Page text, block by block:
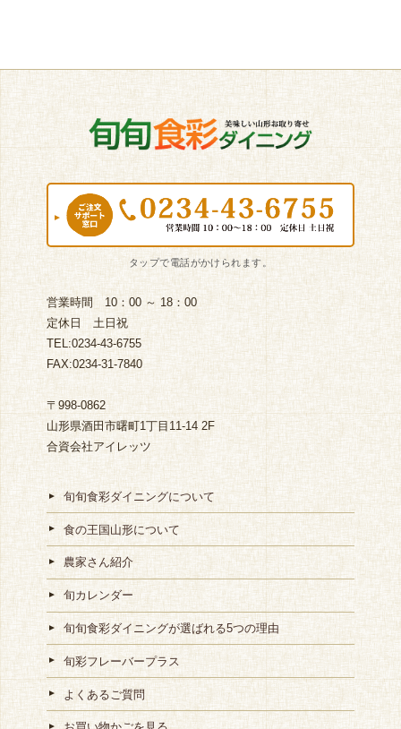
営業時間 10：00 ～ 18：00
定休日 土日祝
TEL:0234-43-6755
FAX:0234-31-7840
〒998-0862
山形県酒田市曙町1丁目11-14 2F
合資会社アイレッツ
旬旬食彩ダイニングについて
食の王国山形について
農家さん紹介
旬カレンダー
旬旬食彩ダイニングが選ばれる5つの理由
旬彩フレーバープラス
よくあるご質問